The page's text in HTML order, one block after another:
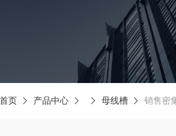
首页 产品中心 母线槽 销售密